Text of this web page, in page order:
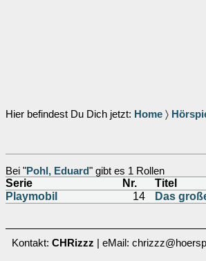
Hier befindest Du Dich jetzt: Home 〉
Bei "Pohl, Eduard" gibt es 1 Rollen
Serie Nr.
Titel
Playmobil
14 Das
Kontakt: CHRizzz | eMail: